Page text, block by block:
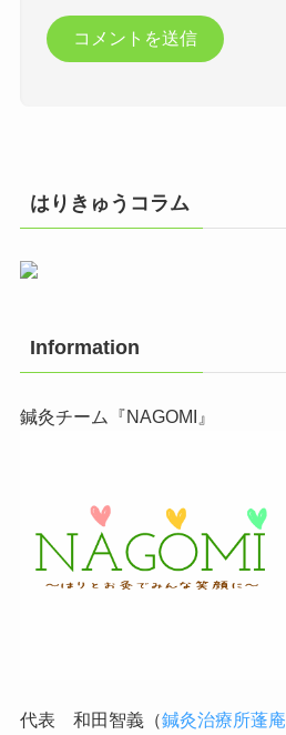
はりきゅうコラム
Information
鍼灸チーム『NAGOMI』
代表 和田智義（鍼灸治療所蓬庵